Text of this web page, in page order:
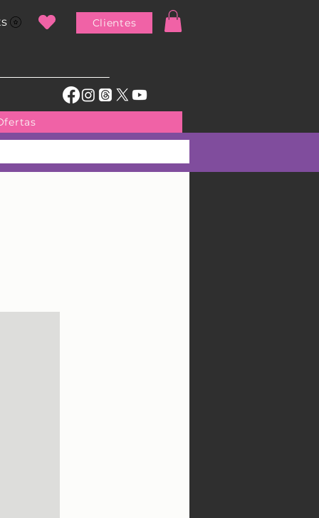
Clientes